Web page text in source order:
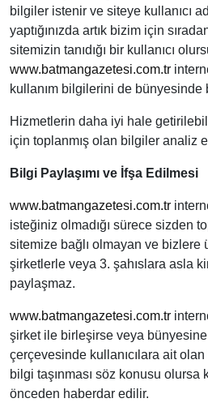
bilgiler istenir ve siteye kullanıcı
yaptığınızda artık bizim için
sitemizin tanıdığı bir kullanıcı
www.batmangazetesi.com.tr
kullanım bilgilerini de bünyesinde
Hizmetlerin daha iyi hale
için toplanmış olan bilgiler analiz
Bilgi Paylaşımı ve İfşa Edilmesi
www.batmangazetesi.com.tr
isteğiniz olmadığı sürece sizden
sitemize bağlı olmayan ve bizlere
şirketlerle veya 3. şahıslara asla
paylaşmaz.
www.batmangazetesi.com.tr
şirket ile birleşirse veya
çerçevesinde kullanıcılara ait
bilgi taşınması söz konusu olursa
önceden haberdar edilir.